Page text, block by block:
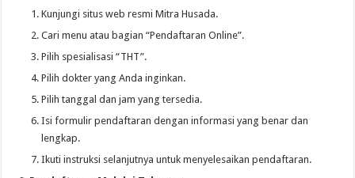
Kunjungi situs web resmi Mitra Husada.
Cari menu atau bagian “Pendaftaran Online”.
Pilih spesialisasi “THT”.
Pilih dokter yang Anda inginkan.
Pilih tanggal dan jam yang tersedia.
Isi formulir pendaftaran dengan informasi yang benar dan
lengkap.
Ikuti instruksi selanjutnya untuk menyelesaikan pendaftaran.